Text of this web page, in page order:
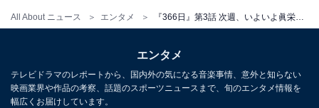
All About ニュース エンタメ
編集・ライター歴17年。マンガ、小説、雑誌等の編
ドラマレビューを中心に取材・執筆の傍ら、飲食企
業のWeb戦略コンサルティングも行う。
エンタメ
テレビドラマのレポートから、国内外の気になる音楽事情、意外と知らない
映画業界や作品の考察、話題のスポーツニュースまで、旬のエンタメ情報を
幅広くお届けしています。